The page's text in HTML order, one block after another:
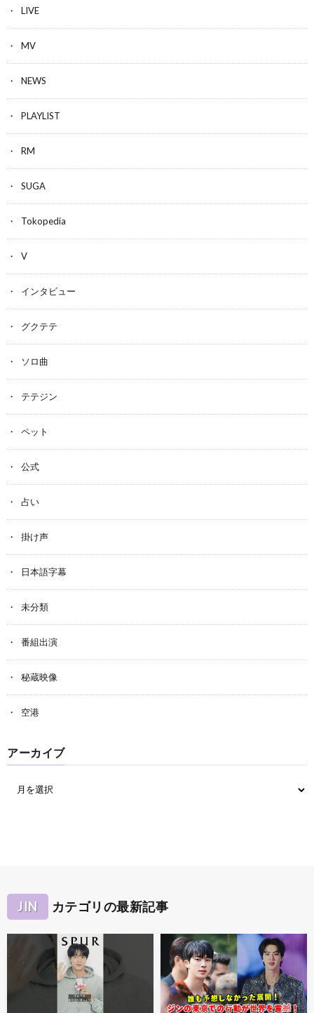
LIVE
MV
NEWS
PLAYLIST
RM
SUGA
Tokopedia
V
インタビュー
グクテテ
ソロ曲
テテジン
ペット
公式
占い
掛け声
日本語字幕
未分類
番組出演
秘蔵映像
空港
アーカイブ
JIN カテゴリの最新記事